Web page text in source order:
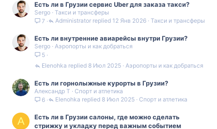
Есть ли в Грузии сервис Uber для заказа такси?
Sergo Такси и трансферы
7
Такси и трансферы
12 Янв 2026
Administrator
Есть ли внутренние авиарейсы внутри Грузии?
Sergo Аэропорты и как добраться
5
Аэропорты и как добраться
8 Июл 2025
Elenohka
Есть ли горнолыжные курорты в Грузии?
Александр Т
Спорт и атлетика
6
Спорт и атлетика
8 Июл 2025
Elenohka
A
Есть ли в Грузии салоны, где можно сделать
стрижку и укладку перед важным событием